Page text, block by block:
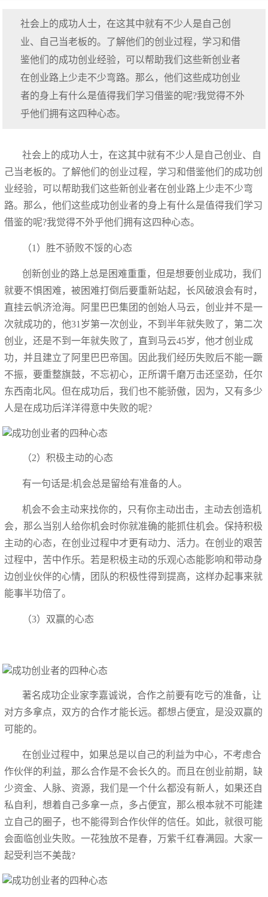
社会上的成功人士，在这其中就有不少人是自己创
业、自己当老板的。了解他们的创业过程，学习和借
鉴他们的成功创业经验，可以帮助我们这些新创业者
在创业路上少走不少弯路。那么，他们这些成功创业
者的身上有什么是值得我们学习借鉴的呢?我觉得不外
乎他们拥有这四种心态。
社会上的成功人士，在这其中就有不少人是自己创业、自
己当老板的。了解他们的创业过程，学习和借鉴他们的成功创
业经验，可以帮助我们这些新创业者在创业路上少走不少弯
路。那么，他们这些成功创业者的身上有什么是值得我们学习
借鉴的呢?我觉得不外乎他们拥有这四种心态。
（1）胜不骄败不馁的心态
创新创业的路上总是困难重重，但是想要创业成功，我们
就要不惧困难，被困难打倒后要重新站起，长风破浪会有时，
直挂云帆济沧海。阿里巴巴集团的创始人马云，创业并不是一
次就成功的，他31岁第一次创业，不到半年就失败了，第二次
创业，还是不到一年就失败了，直到马云45岁，他才创业成
功，并且建立了阿里巴巴帝国。因此我们经历失败后不能一蹶
不振，要重整旗鼓，不忘初心，正所谓千磨万击还坚劲，任尔
东西南北风。但在成功后，我们也不能骄傲，因为，又有多少
人是在成功后洋洋得意中失败的呢?
（2）积极主动的心态
有一句话是:机会总是留给有准备的人。
机会不会主动来找你的，只有你主动出击，主动去创造机
会，那么当别人给你机会时你就准确的能抓住机会。保持积极
主动的心态，在创业过程中才更有动力、活力。在创业的艰苦
过程中，苦中作乐。若是积极主动的乐观心态能影响和带动身
边创业伙伴的心情，团队的积极性得到提高，这样办起事来就
能事半功倍了。
（3）双赢的心态
著名成功企业家李嘉诚说，合作之前要有吃亏的准备，让
对方多拿点，双方的合作才能长远。都想占便宜，是没双赢的
可能的。
在创业过程中，如果总是以自己的利益为中心，不考虑合
作伙伴的利益，那么合作是不会长久的。而且在创业前期，缺
少资金、人脉、资源，我们是一个什么都没有新人，如果还自
私自利，想着自己多拿一点，多占便宜，那么根本就不可能建
立自己的圈子，也不能得到合作伙伴的信任。如此，就很可能
会面临创业失败。一花独放不是春，万紫千红春满园。大家一
起受利岂不美哉?